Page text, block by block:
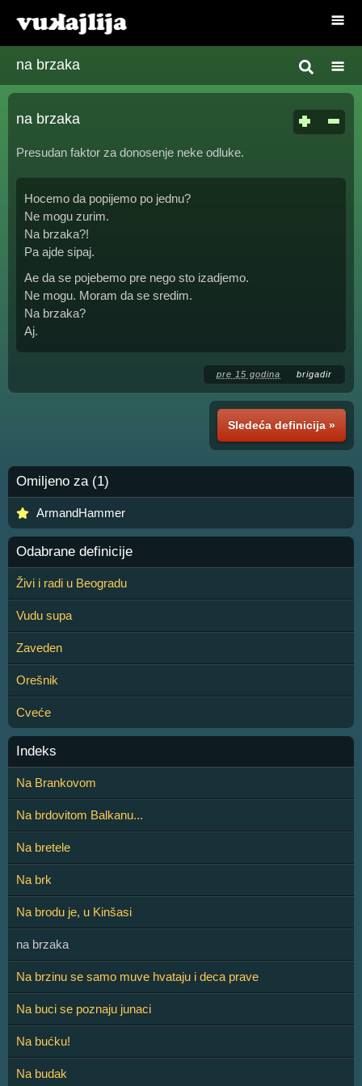
na brzaka
na brzaka
Presudan faktor za donosenje neke odluke.
Hocemo da popijemo po jednu?
Ne mogu zurim.
Na brzaka?!
Pa ajde sipaj.
Ae da se pojebemo pre nego sto izadjemo.
Ne mogu. Moram da se sredim.
Na brzaka?
Aj.
pre 15 godina brigadir
Sledeća definicija »
Omiljeno za (1)
ArmandHammer
Odabrane definicije
Živi i radi u Beogradu
Vudu supa
Zaveden
Orešnik
Cveće
Indeks
Na Brankovom
Na brdovitom Balkanu...
Na bretele
Na brk
Na brodu je, u Kinšasi
na brzaka
Na brzinu se samo muve hvataju i deca prave
Na buci se poznaju junaci
Na bućku!
Na budak